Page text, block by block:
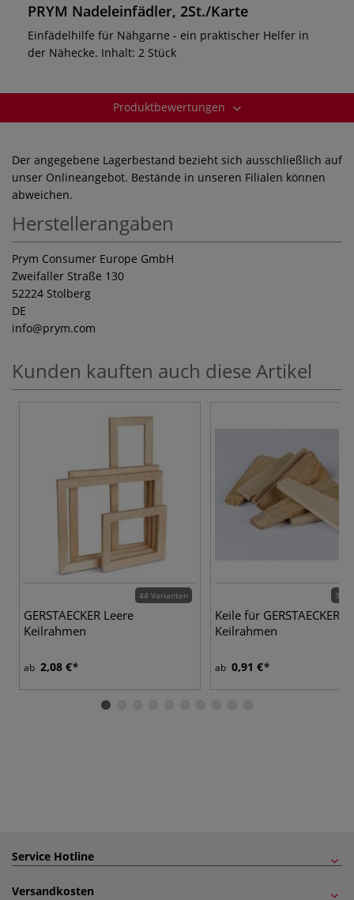
PRYM Nadeleinfädler, 2St./Karte
Einfädelhilfe für Nähgarne - ein praktischer Helfer in
der Nähecke. Inhalt: 2 Stück
Produktbewertungen
Der angegebene Lagerbestand bezieht sich ausschließlich auf
unser Onlineangebot. Bestände in unseren Filialen können
abweichen.
Herstellerangaben
Prym Consumer Europe GmbH
Zweifaller Straße 130
52224 Stolberg
DE
info@prym.com
Kunden kauften auch diese Artikel
44 Varianten
GERSTAECKER Leere
Keilrahmen
ab 2,08 €
3
Keile für GERSTAECKER
Keilrahmen
ab 0,91 €
Service Hotline
Versandkosten